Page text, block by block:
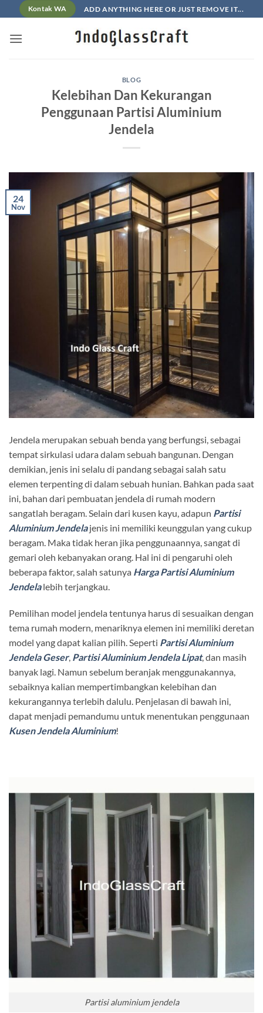
to
content
Kontak WA ADD ANYTHING HERE OR JUST REMOVE IT...
BLOG
Kelebihan Dan Kekurangan
Penggunaan Partisi Aluminium
Jendela
24
Nov
Jendela merupakan sebuah benda yang berfungsi, sebagai
tempat sirkulasi udara dalam sebuah bangunan. Dengan
demikian, jenis ini selalu di pandang sebagai salah satu
elemen terpenting di dalam sebuah hunian. Bahkan pada saat
ini, bahan dari pembuatan jendela di rumah modern
sangatlah beragam. Selain dari kusen kayu, adapun Partisi
Aluminium Jendelajenis ini memiliki keunggulan yang cukup
beragam. Maka tidak heran jika penggunaannya, sangat di
gemari oleh kebanyakan orang. Hal ini di pengaruhi oleh
beberapa faktor, salah satunya Harga Partisi Aluminium
Jendela lebih terjangkau.
Pemilihan model jendela tentunya harus di sesuaikan dengan
tema rumah modern, menariknya elemen ini memiliki deretan
model yang dapat kalian pilih. Seperti Partisi Aluminium
Jendela Geser, Partisi Aluminium Jendela Lipat, dan masih
banyak lagi. Namun sebelum beranjak menggunakannya,
sebaiknya kalian mempertimbangkan kelebihan dan
kekurangannya terlebih dalulu. Penjelasan di bawah ini,
dapat menjadi pemandumu untuk menentukan penggunaan
Kusen Jendela Aluminium!
Partisi aluminium jendela